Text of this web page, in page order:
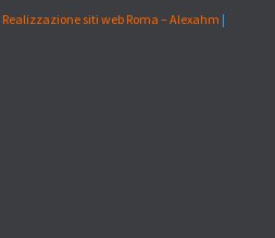
Realizzazione siti web Roma – Alexahm |